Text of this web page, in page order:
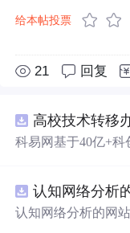
给本帖投票
21 回复
科易网基于40亿+
新领域的AI+数智
智能化发展。
认知网络分析的网站